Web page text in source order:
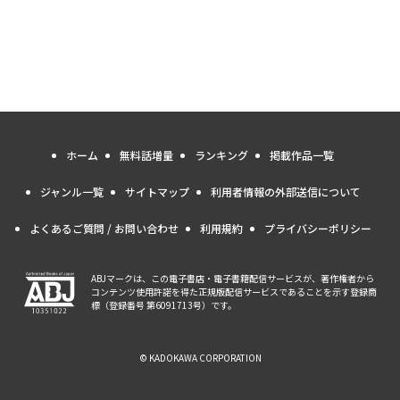
ホーム 無料話増量 ランキング 掲載作品一覧
ジャンル一覧 サイトマップ 利用者情報の外部送信について
よくあるご質問 / お問い合わせ 利用規約 プライバシーポリシー
ABJマークは、この電子書店・電子書籍配信サービスが、著作権者から
コンテンツ使用許諾を得た正規版配信サービスであることを示す登録商
標（登録番号 第6091713号）です。
© KADOKAWA CORPORATION